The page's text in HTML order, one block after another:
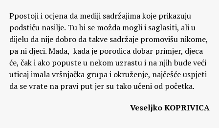
Ppostoji i ocjena da mediji sadržajima koje prikazuju
podstiču nasilje. Tu bi se možda mogli i saglasiti, ali u
dijelu da nije dobro da takve sadržaje promovišu nikome,
pa ni djeci. Mada, kada je porodica dobar primjer, djeca
će, čak i ako popuste u nekom uzrastu i na njih bude veći
uticaj imala vršnjačka grupa i okruženje, najčešće uspjeti
da se vrate na pravi put jer su tako učeni od početka.
Veseljko KOPRIVICA